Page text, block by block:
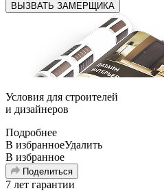
ВЫЗВАТЬ ЗАМЕРЩИКА
Условия для строителей
и дизайнеров
Подробнее
В избранноеУдалить
В избранное
Поделиться
7 лет гарантии